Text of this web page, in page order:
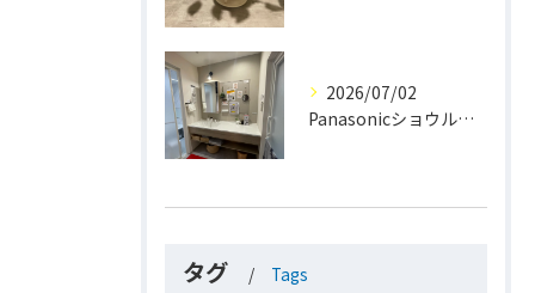
2026/07/02
Panasonicショウルーム大阪
タグ Tags